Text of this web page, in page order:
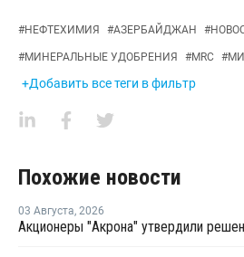
#НЕФТЕХИМИЯ #АЗЕРБАЙДЖАН #
#МИНЕРАЛЬНЫЕ УДОБРЕНИЯ #MRC #
+Добавить все теги в фильтр
Похожие новости
03 Августа, 2026